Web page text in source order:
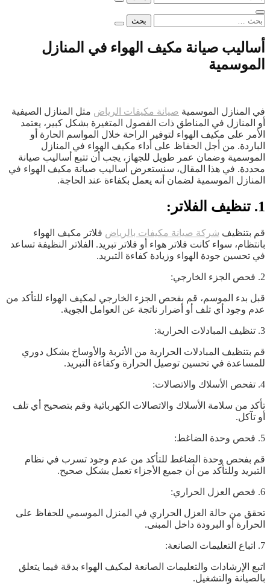
البحث
أساليب صيانة مكيف الهواء في المنازل
الموسمية
في المنازل الموسمية صيانة مكيفات الرياض مثل المنازل الصيفية
أو المنازل في المناطق ذات الفصول المتغيرة بشكل كبير، يعتمد
الأمر على مكيف الهواء لتوفير الراحة خلال المواسم الحارة أو
الباردة. من أجل الحفاظ على أداء مكيف الهواء في المنازل
الموسمية وضمان عمر طويل للجهاز، يجب أن تتبع أساليب صيانة
محددة. في هذا المقال، سنستعرض أساليب صيانة مكيف الهواء في
المنازل الموسمية لضمان أنه يعمل بكفاءة عند الحاجة.
1. تنظيف الفلاتر:
قم بتنظيف شركة صيانة مكيفات بالرياض فلاتر مكيف الهواء
بانتظام، سواء كانت فلاتر هواء أو فلاتر تبريد. الفلاتر النظيفة تساعد
في تحسين جودة الهواء وزيادة كفاءة التبريد.
2. فحص الجزء الخارجي:
قبل بدء الموسم، قم بفحص الجزء الخارجي لمكيف الهواء للتأكد من
عدم وجود أي تلف أو أضرار ناتجة عن العوامل الجوية.
3. تنظيف المبادلات الحرارية:
قم بتنظيف المبادلات الحرارية من الأتربة والأوساخ بشكل دوري
للمساعدة في تحسين توصيل الحرارة وكفاءة التبريد.
4. تفحص الأسلاك والاتصالات:
تأكد من سلامة الأسلاك والاتصالات الكهربائية وقم بتصحيح أي تلف
أو تآكل.
5. فحص وحدة الضاغط:
قم بفحص وحدة الضاغط للتأكد من عدم وجود تسرب في نظام
التبريد وللتأكد من أن جميع الأجزاء تعمل بشكل صحيح.
6. فحص العزل الحراري:
تحقق من حالة العزل الحراري في المنزل الموسمي للحفاظ على
الحرارة أو البرودة داخل المبنى.
7. اتباع التعليمات الصانعة:
اتبع الإرشادات والتعليمات الصانعة لمكيف الهواء بدقة فيما يتعلق
بالصيانة والتشغيل.